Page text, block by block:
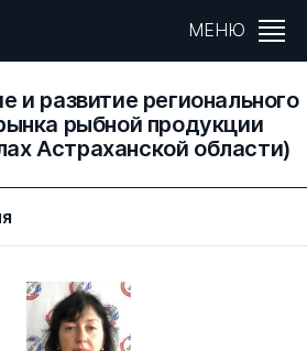
МЕНЮ
и развитие регионального
рыбной продукции
Астраханской области)